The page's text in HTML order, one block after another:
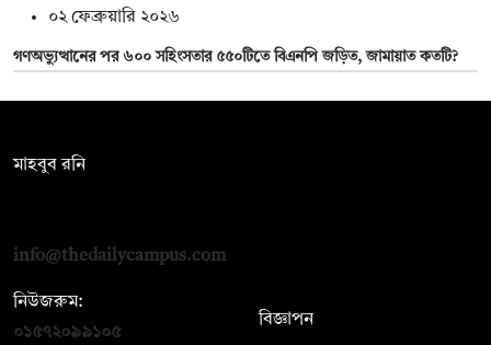
০২ ফেব্রুয়ারি ২০২৬
গণঅভ্যুত্থানের পর ৬০০ সহিংসতার ৫৫০টিতে বিএনপি জড়িত, জামায়াত কতটি?
মাহবুব রনি
info@thedailycampus.com
নিউজরুম:
০১৫৭২০৯৯১০৫
বিজ্ঞাপন